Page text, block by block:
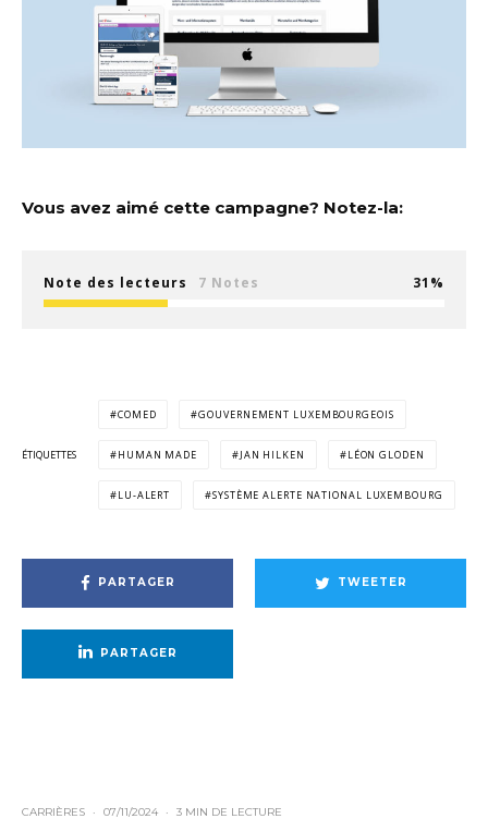
Vous avez aimé cette campagne? Notez-la:
Note des lecteurs 7 Notes 31
ÉTIQUETTES
COMED GOUVERNEMENT LUXEMBOURGEOIS
HUMAN MADE JAN HILKEN LÉON GLODEN
LU-ALERT SYSTÈME ALERTE NATIONAL LUXEMBOURG
PARTAGER TWEETER
PARTAGER
CARRIÈRES · 07/11/2024 · 3 MIN DE LECTURE